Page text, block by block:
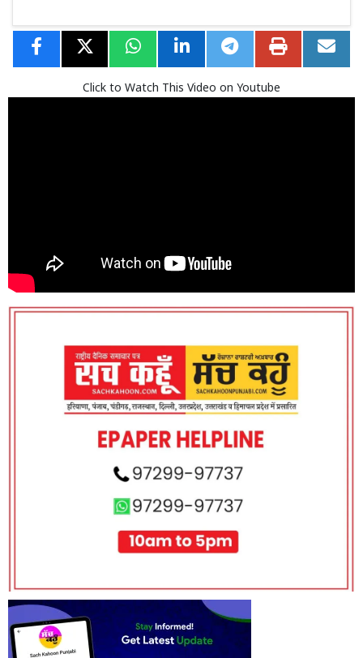
Click to Watch This Video on Youtube